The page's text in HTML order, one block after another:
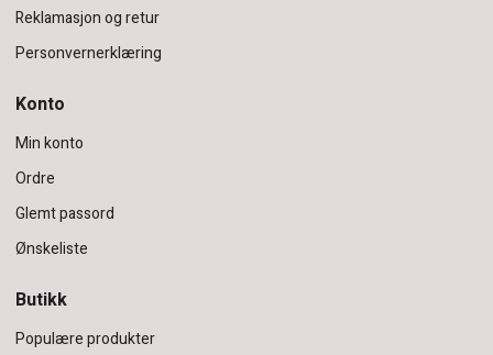
Reklamasjon og retur
Personvernerklæring
Konto
Min konto
Ordre
Glemt passord
Ønskeliste
Butikk
Populære produkter